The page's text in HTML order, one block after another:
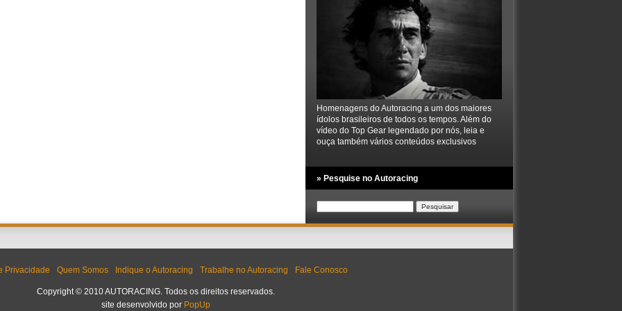
Homenagens do Autoracing a um dos maiores
ídolos brasileiros de todos os tempos. Além do
vídeo do Top Gear legendado por nós, leia e
ouça também vários conteúdos exclusivos
» Pesquise no Autoracing
por:
Privacidade Quem Somos Indique o Autoracing Trabalhe no Autoracing Fale Conosco
Copyright © 2010 AUTORACING. Todos os direitos reservados.
site desenvolvido por PopUp